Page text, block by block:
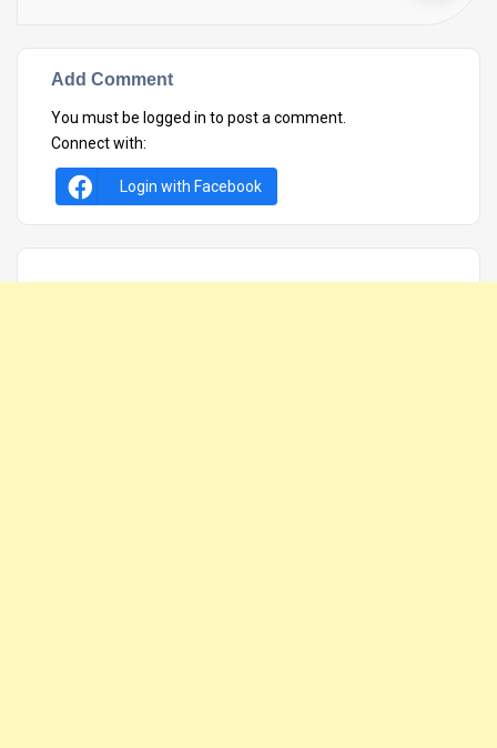
Add Comment
You must be logged in to post a comment.
Connect with:
Login with Facebook